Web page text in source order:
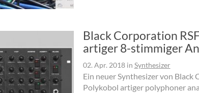
Black Corporation
artiger 8-stimmiger
02. Apr. 2018in Synthesizer
Ein neuer Synthesizer von Black
Polykobol artiger polyphoner